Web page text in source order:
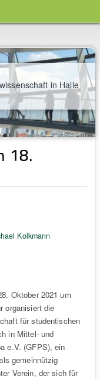
in Halle
18.
Kolkmann
Oktober 2021 um
organisiert die
für studentischen
in Mittel- und
e.V. (GFPS), ein
gemeinnützig
Verein, der sich für